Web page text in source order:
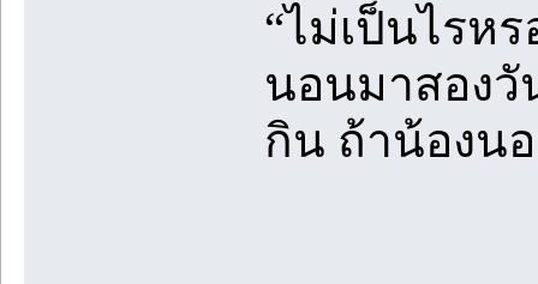
“ไม่เป็นไรห
นอนมาสองวั
กิน ถ้าน้องน